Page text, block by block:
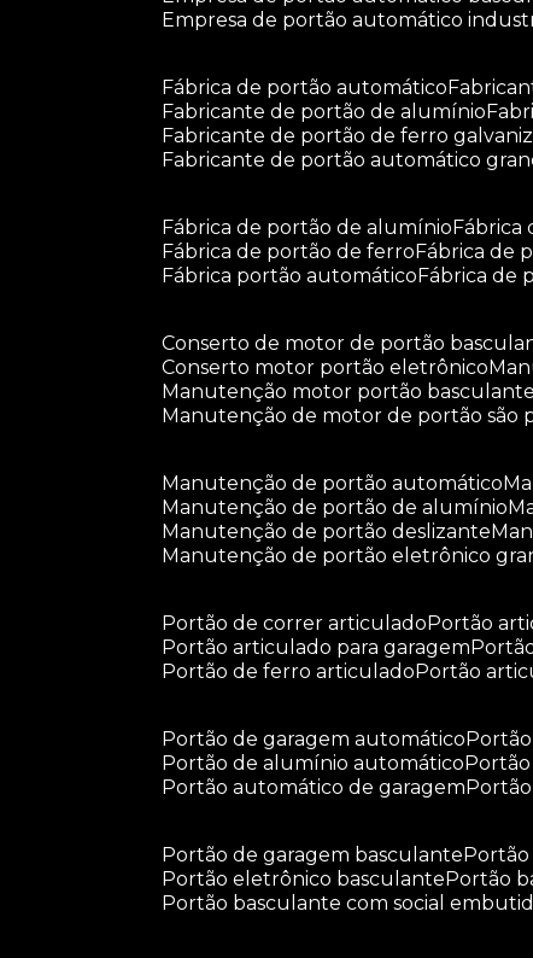
empresa de portão automático
fábrica de portão automático
fabricante de portão de alumínio
fabricante de portão de ferro
fabricante de portão automático
fábrica de portão de alumínio
fábrica de portão de ferro
fábrica de
fábrica portão automático
fábrica de
conserto de motor de portão
conserto motor portão eletrônico
manutenção motor portão basculante
manutenção de motor de portão são
manutenção de portão automático
manutenção de portão de alumínio
manutenção de portão deslizante
manutenção de portão eletrônico
portão de correr articulado
portão
portão articulado para garagem
portão de ferro articulado
portão
portão de garagem automático
portão de alumínio automático
portão automático de garagem
portão de garagem basculante
portão eletrônico basculante
portão
portão basculante com social